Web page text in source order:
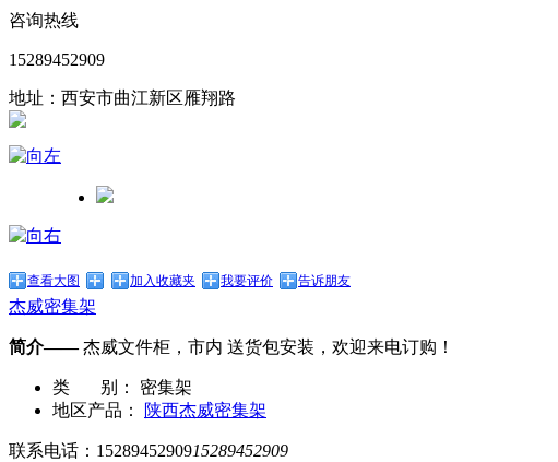
咨询热线
15289452909
地址：西安市曲江新区雁翔路
查看大图 加入收藏夹 我要评价 告诉朋友
杰威密集架
简介——杰威文件柜，市内 送货包安装，欢迎来电订购！
类 别：
密集架
地区产品：
陕西杰威密集架
联系电话： 1528945290915289452909